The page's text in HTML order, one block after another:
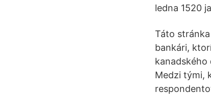
ledna 1520
Táto
bankári,
kanadského
Medzi tými,